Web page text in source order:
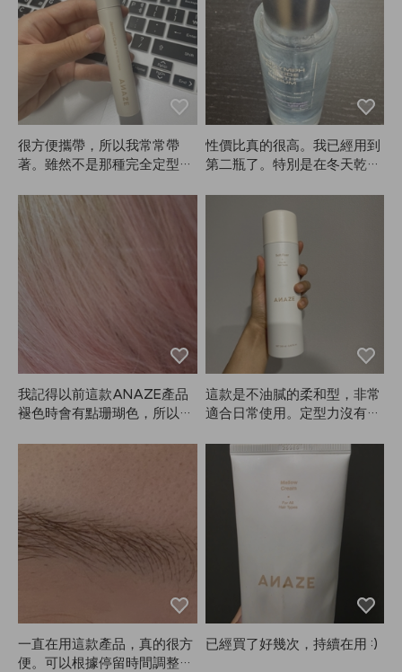
很方便攜帶，所以我常常帶
著。雖然不是那種完全定型，
來就不喜歡太硬的定型，所以
對ANAZE很滿意。
性價比真的很高。我已經用到
第二瓶了。特別是在冬天乾燥
我記得以前這款ANAZE產品
褪色時會有點珊瑚色，所以又
這款是不油膩的柔和型，非常
適合日常使用。定型力沒有特
型噴霧。我通常會在用完其他
產品後，最後用它來補充一點
定型力。因為不是硬性定型，
所以不要期待超強的固定效
果。不黏膩真的很棒，但相對
地定型力就比較弱。你懂我的
意思吧？購買時可以參考一
下！這次是我第一次在Hemec
o Lab買產品，感覺比想像中
還不錯，下次可能會試試AN
AZE的硬性定型噴霧。
一直在用這款產品，真的很方
便。可以根據停留時間調整顏
已經買了好幾次，持續在用 :)